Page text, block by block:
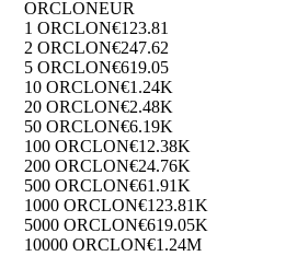
ORCLONEUR
1 ORCLON€123.81
2 ORCLON€247.62
5 ORCLON€619.05
10 ORCLON€1.24K
20 ORCLON€2.48K
50 ORCLON€6.19K
100 ORCLON€12.38K
200 ORCLON€24.76K
500 ORCLON€61.91K
1000 ORCLON€123.81K
5000 ORCLON€619.05K
10000 ORCLON€1.24M